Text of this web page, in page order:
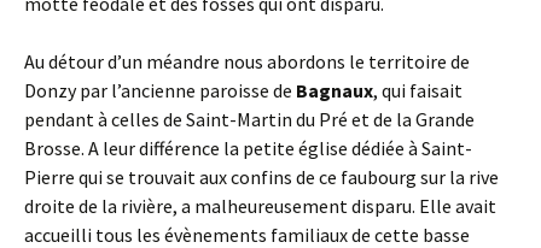
Au détour d’un méandre nous abordons le territoire de
Donzy par l’ancienne paroisse de Bagnaux, qui faisait
pendant à celles de Saint-Martin du Pré et de la Grande
Brosse. A leur différence la petite église dédiée à Saint-
Pierre qui se trouvait aux confins de ce faubourg sur la rive
droite de la rivière, a malheureusement disparu. Elle avait
accueilli tous les évènements familiaux de cette basse